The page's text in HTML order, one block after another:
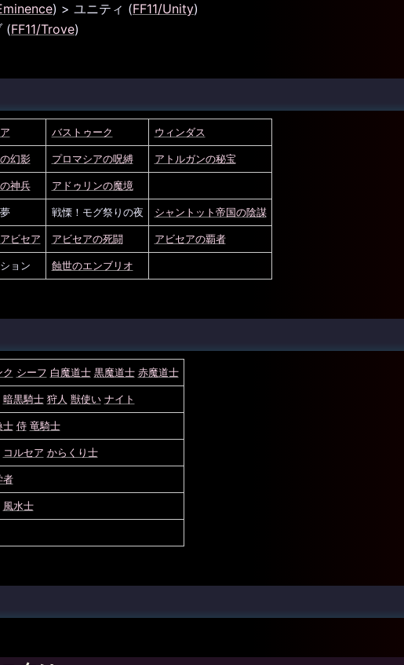
) > ユニティ (FF11/Unity)
(FF11/Trove)
バストゥーク ウィンダス
幻影 プロマシアの呪縛 アトルガンの秘宝
神兵 アドゥリンの魔境
戦慄！モグ祭りの夜 シャントット帝国の陰謀
ビセア アビセアの死闘 アビセアの覇者
ョン 蝕世のエンブリオ
ク シーフ 白魔道士 黒魔道士 赤魔道士
暗黒騎士 狩人 獣使い ナイト
士 侍 竜騎士
コルセア からくり士
者
風水士